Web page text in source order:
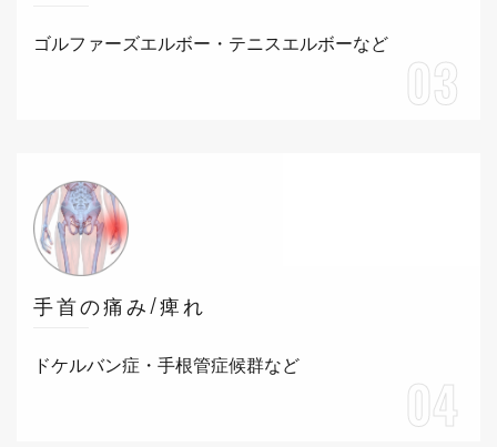
ゴルファーズエルボー・テニスエルボーなど
03
手首の痛み/痺れ
ドケルバン症・手根管症候群など
04